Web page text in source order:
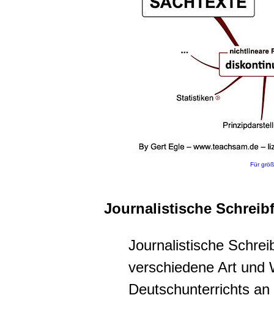
Für
Journalistische
Journalistische
verschiedene Art und
Deutschunterrichts